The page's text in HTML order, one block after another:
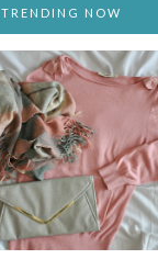
TRENDING NOW